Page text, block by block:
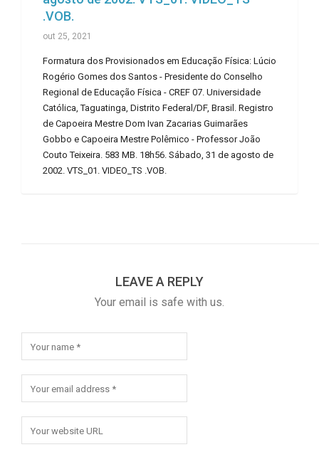
.VOB.
out 25, 2021
Formatura dos Provisionados em Educação Física: Lúcio
Rogério Gomes dos Santos - Presidente do Conselho
Regional de Educação Física - CREF 07. Universidade
Católica, Taguatinga, Distrito Federal/DF, Brasil. Registro
de Capoeira Mestre Dom Ivan Zacarias Guimarães
Gobbo e Capoeira Mestre Polêmico - Professor João
Couto Teixeira. 583 MB. 18h56. Sábado, 31 de agosto de
2002. VTS_01. VIDEO_TS .VOB.
LEAVE A REPLY
Your email is safe with us.